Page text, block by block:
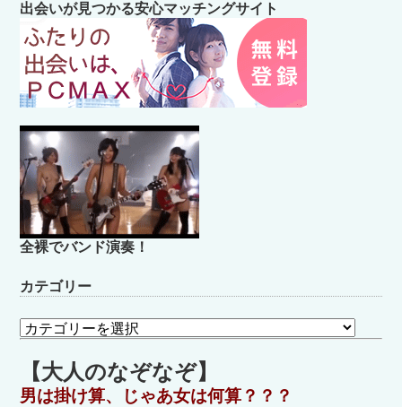
出会いが見つかる安心マッチングサイト
全裸でバンド演奏！
カテゴリー
カ
テ
ゴ
リ
ー
【大人のなぞなぞ】
男は掛け算、じゃあ女は何算？？？